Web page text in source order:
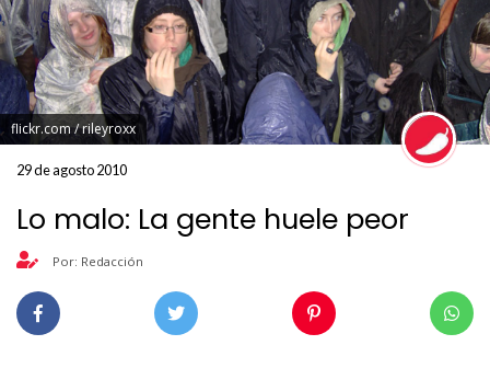
flickr.com / rileyroxx
29 de agosto 2010
Lo malo: La gente huele peor
Por: Redacción